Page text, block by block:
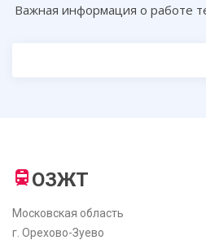
Важная информация о работе
ОЗЖТ
Московская область
г. Орехово-Зуево